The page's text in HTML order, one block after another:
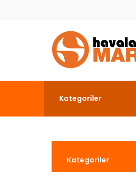
Kategoriler
Kategoriler